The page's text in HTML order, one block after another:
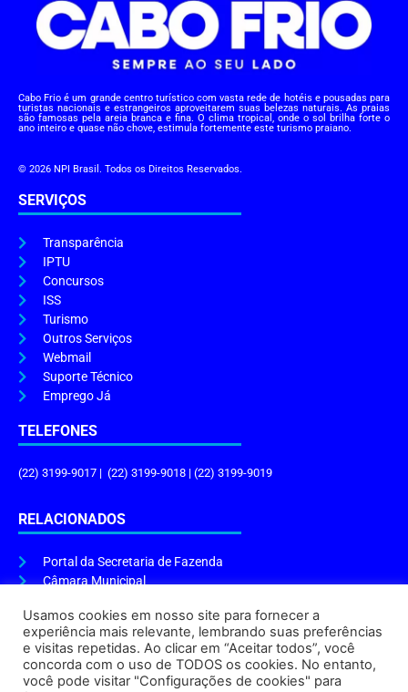
Cabo Frio é um grande centro turístico com vasta rede de hotéis e pousadas para
turistas nacionais e estrangeiros aproveitarem suas belezas naturais. As praias
são famosas pela areia branca e fina. O clima tropical, onde o sol brilha forte o
ano inteiro e quase não chove, estimula fortemente este turismo praiano.
© 2026 NPI Brasil. Todos os Direitos Reservados.
SERVIÇOS
Transparência
IPTU
Concursos
ISS
Turismo
Outros Serviços
Webmail
Suporte Técnico
Emprego Já
TELEFONES
(22) 3199-9017 | (22) 3199-9018 | (22) 3199-9019
RELACIONADOS
Portal da Secretaria de Fazenda
Câmara Municipal
ENDEREÇO E HORÁRIO
Endereço:Praça Tiradentes, s/n – Centro, Cabo Frio – RJ, 28906-290
Usamos cookies em nosso site para fornecer a
experiência mais relevante, lembrando suas preferências
e visitas repetidas. Ao clicar em “Aceitar todos”, você
concorda com o uso de TODOS os cookies. No entanto,
você pode visitar "Configurações de cookies" para